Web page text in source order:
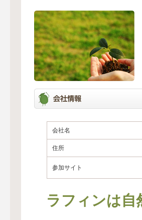
会社名
住所
参加サイト
ラフィンは自